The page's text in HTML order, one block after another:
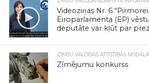
Videoziņas Nr. 6
Eiroparlamenta (EP)
deputāte var kļūt par
ZĪMJU VALODAS ATTĪSTĪBAS NODAĻA
Zīmējumu konkurss